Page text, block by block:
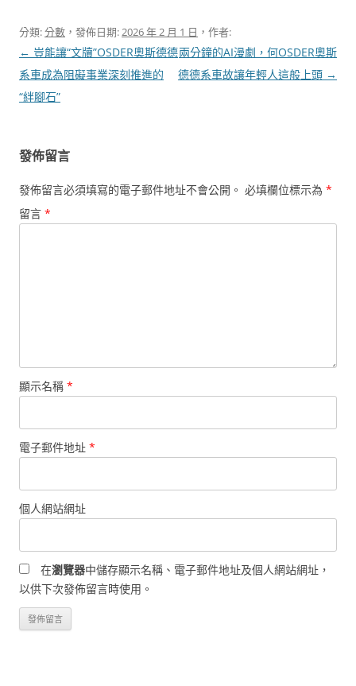
分類:分數 ，發佈日期:2026 年 2 月 1 日 ，作者:
文
章
導
← 豈能讓“文牘”OSDER奧斯德德
系車成為阻礙事業深刻推進的
“絆腳石”
兩分鐘的AI漫劇，何OSDER奧斯
德德系車故讓年輕人這般上頭 →
發佈留言
發佈留言必須填寫的電子郵件地址不會公開。 必填欄位標示為 *
留言 *
顯示名稱 *
電子郵件地址 *
個人網站網址
在瀏覽器中儲存顯示名稱、電子郵件地址及個人網站網址，
以供下次發佈留言時使用。